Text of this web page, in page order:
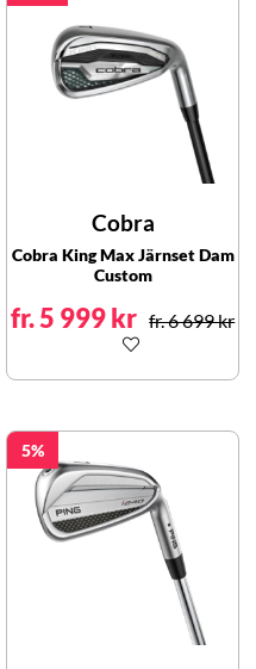
Cobra
Cobra King Max Järnset Dam
Custom
fr. 5 999 kr fr. 6 699 kr
5